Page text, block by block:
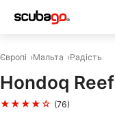
Європі Мальта Радість
Hondoq Reef
★★★★☆ (76)